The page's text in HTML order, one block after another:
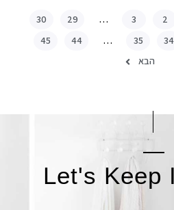
2
3
…
29
30
34
35
…
44
45
הבא
Let's Keep